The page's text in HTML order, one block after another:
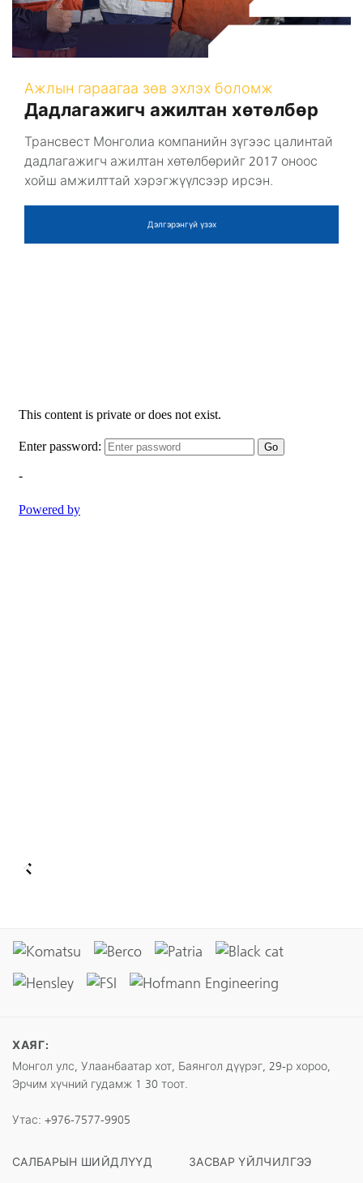
Ажлын гараагаа зөв эхлэх боломж
Дадлагажигч ажилтан хөтөлбөр
Трансвест Монголиа компанийн зүгээс цалинтай
дадлагажигч ажилтан хөтөлбөрийг 2017 оноос
хойш амжилттай хэрэгжүүлсээр ирсэн.
Дэлгэрэнгүй үзэх
ХАЯГ:
Монгол улс, Улаанбаатар хот, Баянгол дүүрэг, 29-р хороо,
Эрчим хүчний гудамж 1 30 тоот.
Утас: +976-7577-9905
САЛБАРЫН ШИЙДЛҮҮД
ЗАСВАР ҮЙЛЧИЛГЭЭ